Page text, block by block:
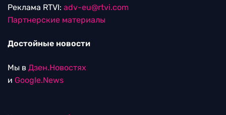
Реклама RTVI: adv-eu@rtvi.com
Партнерские материалы
Достойные новости
Мы в Дзен.Новостях
и Google.News